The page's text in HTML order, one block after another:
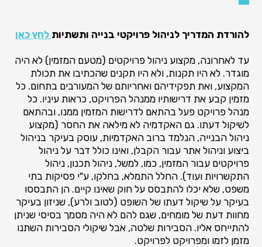
להורדת המדריך לניהול פרויקטי בנייה ותשתיות לחץ כאן
עד לאחרונה, מקצוע ניהול פרויקטים (מטעם המזמין) לא היה
מוגדר. לא היו תקנות, ולא היו תקנים שהכתיבו את תכולת
המקצוע, ואת תפקידיהם ואחריותם של המעורבים בתחום. כל
מזמין קבע את דרישותיו ממנהל הפרויקט, כראות עיניו. כל
מנהל פרויקט פעל בהתאם לדרישות המזמין ממנו, ובהתאם
לשיקול דעתו. גם האקדמיה לא מילאה את החסר (מקצוע
ניהול הבנייה, הנלמד ברוב האקדמיות, עוסק בעיקר בניהול
ביצוע וניהול אתר עבור הקבלן, ואינו כולל דבר על ניהול
פרויקטים עבור המזמין, כמו, למשל, ניהול תכנון, ניהול
התקשרויות ועוד). החלל התמלא, בחלקו, ע"י פסיקות בתי
משפט, שלא יכלו להתבסס על חוק שאינו קיים. הן התבססו
בעיקר על שיקול דעתו של השופט (לטוב ולרע), שניזון בעיקר
מחוות דעת של מומחים, שגם להם לא היה מסמך בסיסי שניתן
להתייחס אליו. הסבירות שלטה, אבל שיקולי הסבירות השתנו
מזמן לזמו ומפרויקט לפרויקט.